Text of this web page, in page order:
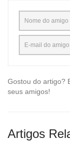
Gostou do artigo?
seus amigos!
Artigos